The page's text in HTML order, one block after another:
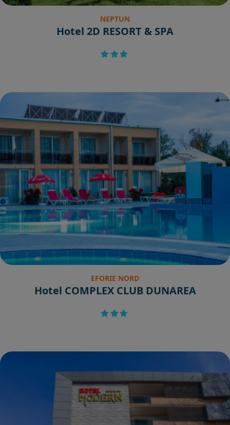
NEPTUN
Hotel 2D RESORT & SPA
EFORIE NORD
Hotel COMPLEX CLUB DUNAREA